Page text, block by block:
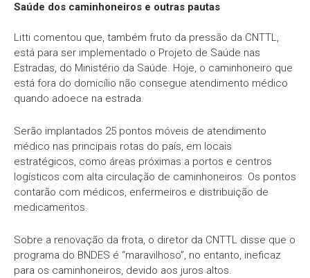
Saúde dos caminhoneiros e outras pautas
Litti comentou que, também fruto da pressão da CNTTL,
está para ser implementado o Projeto de Saúde nas
Estradas, do Ministério da Saúde. Hoje, o caminhoneiro que
está fora do domicílio não consegue atendimento médico
quando adoece na estrada.
Serão implantados 25 pontos móveis de atendimento
médico nas principais rotas do país, em locais
estratégicos, como áreas próximas a portos e centros
logísticos com alta circulação de caminhoneiros. Os pontos
contarão com médicos, enfermeiros e distribuição de
medicamentos.
Sobre a renovação da frota, o diretor da CNTTL disse que o
programa do BNDES é “maravilhoso”, no entanto, ineficaz
para os caminhoneiros, devido aos juros altos.